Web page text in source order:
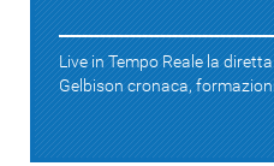
Live in Tempo Reale la
Gelbison cronaca,